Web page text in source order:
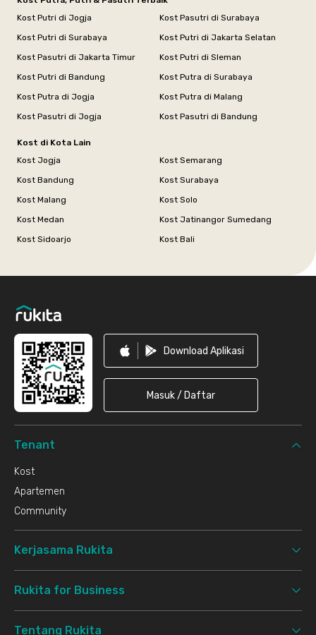
Kost Putri di Jogja
Kost Pasutri di Surabaya
Kost Putri di Surabaya
Kost Putri di Jakarta Selatan
Kost Pasutri di Jakarta Timur
Kost Putri di Sleman
Kost Putri di Bandung
Kost Putra di Surabaya
Kost Putra di Jogja
Kost Putra di Malang
Kost Pasutri di Jogja
Kost Pasutri di Bandung
Kost di Kota Lain
Kost Jogja
Kost Semarang
Kost Bandung
Kost Surabaya
Kost Malang
Kost Solo
Kost Medan
Kost Jatinangor Sumedang
Kost Sidoarjo
Kost Bali
Download Aplikasi
Masuk / Daftar
Tenant
Kost
Apartemen
Community
Kerjasama Rukita
Rukita for Business
Tentang Rukita